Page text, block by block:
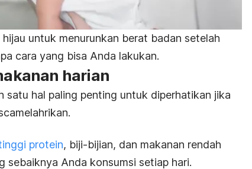
untuk menurunkan berat badan setelah
cara yang bisa Anda lakukan.
harian
satu hal paling penting untuk diperhatikan jika
protein, biji-bijian, dan makanan rendah
sebaiknya Anda konsumsi setiap hari.